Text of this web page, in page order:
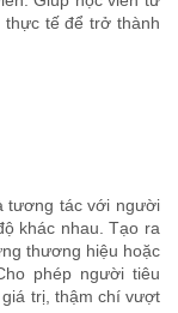
tế để trở thành
tương tác với người
khác nhau. Tạo ra
thương hiệu hoặc
phép người tiêu
trị, thậm chí vượt